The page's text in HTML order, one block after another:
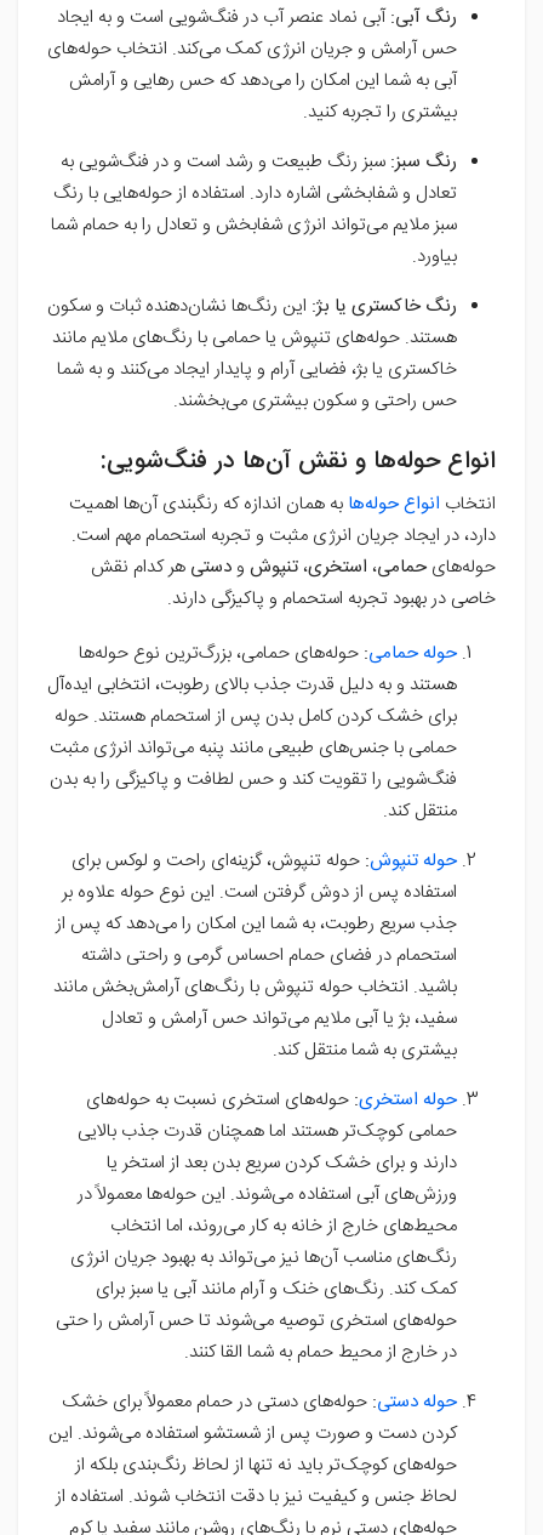
رنگ آبی:آبی نماد عنصر آب در فنگ‌شویی است و به ایجاد
حس آرامش و جریان انرژی کمک می‌کند. انتخاب حوله‌های
آبی به شما این امکان را می‌دهد که حس رهایی و آرامش
بیشتری را تجربه کنید.
رنگ سبز: سبز رنگ طبیعت و رشد است و در فنگ‌شویی به
تعادل و شفابخشی اشاره دارد. استفاده از حوله‌هایی با رنگ
سبز ملایم می‌تواند انرژی شفابخش و تعادل را به حمام شما
بیاورد.
رنگ خاکستری یا بژ: این رنگ‌ها نشان‌دهنده ثبات و سکون
هستند. حوله‌های تنپوش یا حمامی با رنگ‌های ملایم مانند
خاکستری یا بژ، فضایی آرام و پایدار ایجاد می‌کنند و به شما
حس راحتی و سکون بیشتری می‌بخشند.
انواع حوله‌ها و نقش آن‌ها در فنگ‌شویی:
انتخاب انواع حوله‌ها به همان اندازه که رنگبندی آن‌ها اهمیت
دارد، در ایجاد جریان انرژی مثبت و تجربه استحمام مهم است.
حوله‌های حمامی، استخری، تنپوش و دستی هر کدام نقش
خاصی در بهبود تجربه استحمام و پاکیزگی دارند.
حوله حمامی: حوله‌های حمامی، بزرگ‌ترین نوع حوله‌ها
هستند و به دلیل قدرت جذب بالای رطوبت، انتخابی ایده‌آل
برای خشک کردن کامل بدن پس از استحمام هستند. حوله
حمامی با جنس‌های طبیعی مانند پنبه می‌تواند انرژی مثبت
فنگ‌شویی را تقویت کند و حس لطافت و پاکیزگی را به بدن
منتقل کند.
حوله تنپوش: حوله تنپوش، گزینه‌ای راحت و لوکس برای
استفاده پس از دوش گرفتن است. این نوع حوله علاوه بر
جذب سریع رطوبت، به شما این امکان را می‌دهد که پس از
استحمام در فضای حمام احساس گرمی و راحتی داشته
باشید. انتخاب حوله تنپوش با رنگ‌های آرامش‌بخش مانند
سفید، بژ یا آبی ملایم می‌تواند حس آرامش و تعادل
بیشتری به شما منتقل کند.
حوله استخری: حوله‌های استخری نسبت به حوله‌های
حمامی کوچک‌تر هستند اما همچنان قدرت جذب بالایی
دارند و برای خشک کردن سریع بدن بعد از استخر یا
ورزش‌های آبی استفاده می‌شوند. این حوله‌ها معمولاً در
محیط‌های خارج از خانه به کار می‌روند، اما انتخاب
رنگ‌های مناسب آن‌ها نیز می‌تواند به بهبود جریان انرژی
کمک کند. رنگ‌های خنک و آرام مانند آبی یا سبز برای
حوله‌های استخری توصیه می‌شوند تا حس آرامش را حتی
در خارج از محیط حمام به شما القا کنند.
حوله دستی: حوله‌های دستی در حمام معمولاً برای خشک
کردن دست و صورت پس از شستشو استفاده می‌شوند. این
حوله‌های کوچک‌تر باید نه تنها از لحاظ رنگ‌بندی بلکه از
لحاظ جنس و کیفیت نیز با دقت انتخاب شوند. استفاده از
حوله‌های دستی نرم با رنگ‌های روشن مانند سفید یا کرم